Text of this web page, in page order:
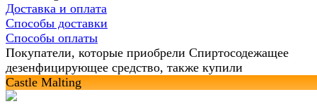
Доставка и оплата
Способы доставки
Способы оплаты
Покупатели, которые приобрели Спиртосодежащее
дезенфицирующее средство, также купили
Castle Malting